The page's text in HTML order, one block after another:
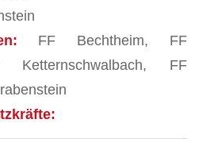
FF Bechtheim, FF
Ketternschwalbach, FF